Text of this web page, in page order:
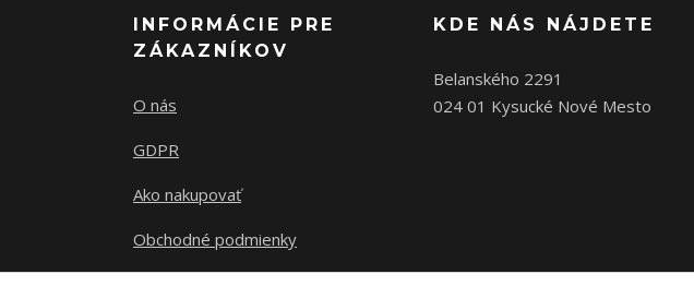
INFORMÁCIE PRE
ZÁKAZNÍKOV
O nás
GDPR
Ako nakupovať
Obchodné podmienky
KDE NÁS NÁJDETE
Belanského 2291
024 01 Kysucké Nové Mesto